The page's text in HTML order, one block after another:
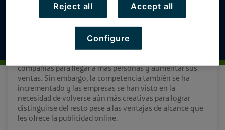
Hoy en día dar a conocer una marca puede resultar más
fácil que hace algunos años gracias a que internet y la
compañías para llegar a más personas y aumentar sus
ventas. Sin embargo, la competencia también se ha
incrementado y las empresas se han visto en la
necesidad de volverse aún más creativas para lograr
distinguirse del resto pese a las ventajas de alcance que
les ofrece la publicidad online.
Reject all Accept all
Configure